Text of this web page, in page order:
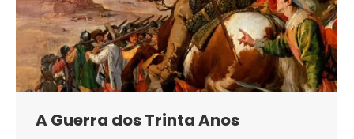
A Guerra dos Trinta Anos